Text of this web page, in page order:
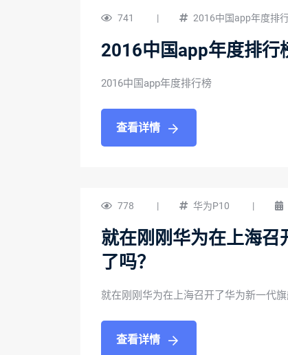
741 | 2016中国app年度排
2016中国app年度排行
2016中国app年度排行榜
查看详情
778 | 华为P10 |
就在刚刚华为在上海
了吗？
就在刚刚华为在上海召开了华为新一代
查看详情